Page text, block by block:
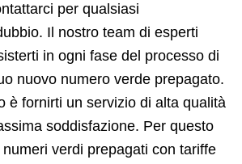
per qualsiasi
Il nostro team di esperti
in ogni fase del processo di
nuovo numero verde prepagato.
è fornirti un servizio di alta qualità
soddisfazione. Per questo
verdi prepagati con tariffe